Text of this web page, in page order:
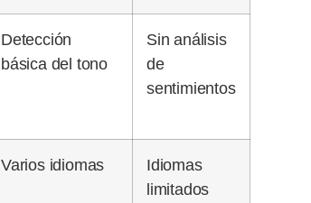
Detección
básica del tono
Sin análisis
de
sentimientos
Varios idiomas
Idiomas
limitados